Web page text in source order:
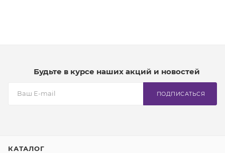
Будьте в курсе наших акций и новостей
ПОДПИСАТЬСЯ
КАТАЛОГ